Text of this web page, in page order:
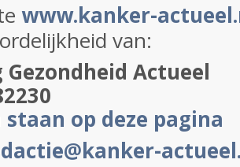
www.kanker-
van:
Actueel
op deze pagina